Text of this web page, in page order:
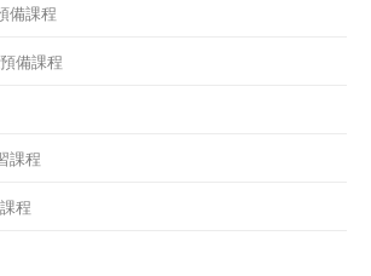
備課程
備課程
課程
程